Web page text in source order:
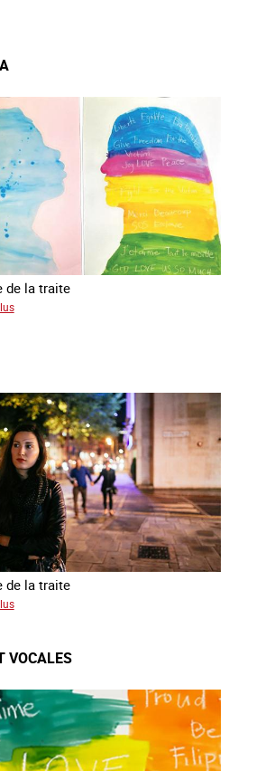
de la traite
sur
de la traite
sur
VOCALES